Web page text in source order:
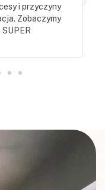
i przyczyny
Zobaczymy